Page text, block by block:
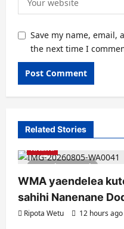
Save my name, email,
the next time I
Related Stories
1 minute read
Kitaifa
WMA yaendelea
sahihi Nanenane
Ripota Wetu 12 hours ago